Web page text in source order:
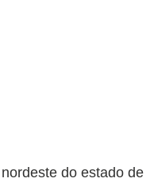
do estado de